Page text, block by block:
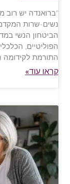
נשים-שרות
הביטחון הנשי
הפוליטיים,
התורמת לקידומה
קראו עוד»